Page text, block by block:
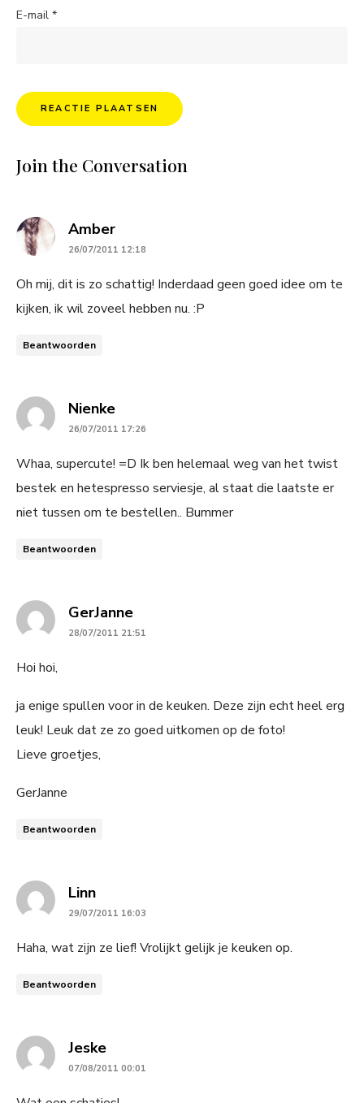
E-mail *
Join the Conversation
Ambersays:
26/07/2011 12:18
Oh mij, dit is zo schattig! Inderdaad geen goed idee om te
kijken, ik wil zoveel hebben nu. :P
Beantwoorden
Nienkesays:
26/07/2011 17:26
Whaa, supercute! =D Ik ben helemaal weg van het twist
bestek en hetespresso serviesje, al staat die laatste er
niet tussen om te bestellen.. Bummer
Beantwoorden
GerJannesays:
28/07/2011 21:51
Hoi hoi,
ja enige spullen voor in de keuken. Deze zijn echt heel erg
leuk! Leuk dat ze zo goed uitkomen op de foto!
Lieve groetjes,
GerJanne
Beantwoorden
Linnsays:
29/07/2011 16:03
Haha, wat zijn ze lief! Vrolijkt gelijk je keuken op.
Beantwoorden
Jeskesays:
07/08/2011 00:01